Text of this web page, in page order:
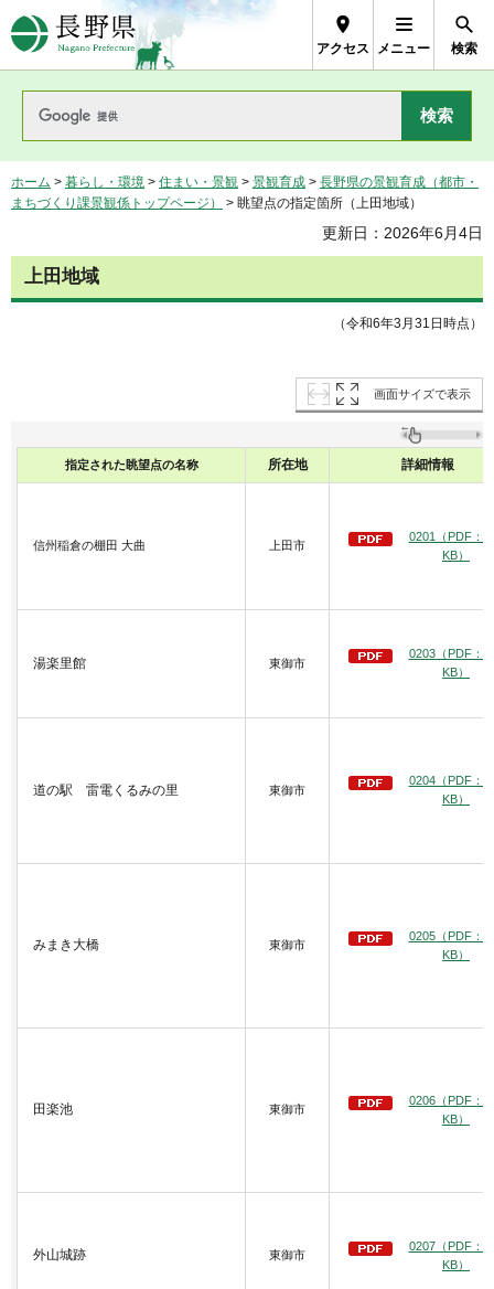
長野県Nagano Prefecture
アクセス メニュー 検索
ホーム > 暮らし・環境 > 住まい・景観 > 景観育成 > 長野県の景観育成（都市・
まちづくり課景観係トップページ）
> 眺望点の指定箇所（上田地域）
更新日：2026年6月4日
上田地域
（令和6年3月31日時点）
画面サイズで表示
指定された眺望点の名称 所在地 詳細情報
信州稲倉の棚田 大曲 上田市
0201（PDF：
KB）
湯楽里館 東御市
0203（PDF：
KB）
道の駅 雷電くるみの里 東御市
0204（PDF：
KB）
みまき大橋 東御市
0205（PDF：
KB）
田楽池 東御市
0206（PDF：
KB）
外山城跡 東御市
0207（PDF：
KB）